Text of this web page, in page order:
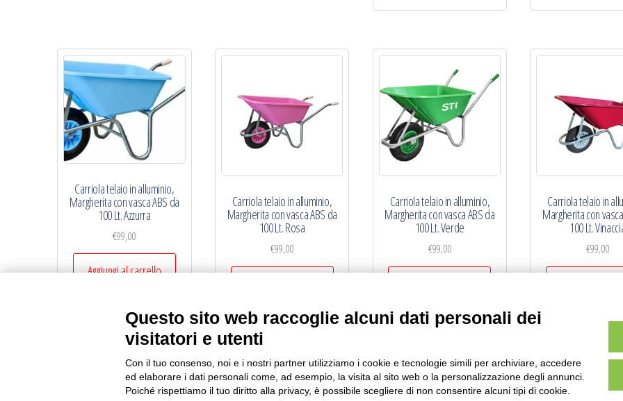
€128,50.€90,00.
Carriola telaio in alluminio,
Margherita con vasca ABS da
100 Lt. Azzurra
€99,00
Aggiungi al carrello
Carriola telaio in alluminio,
Margherita con vasca ABS da
100 Lt. Rosa
€99,00
Carriola telaio in alluminio,
Margherita con vasca ABS da
100 Lt. Verde
€99,00
Carriola telaio in
Margherita con
100 Lt.
€99,00
1 2 3 →
Questo sito web raccoglie alcuni dati personali dei
visitatori e utenti
Con il tuo consenso, noi e i nostri partner utilizziamo i cookie e tecnologie simili per archiviare, accedere
ed elaborare i dati personali come, ad esempio, la visita al sito web o la personalizzazione degli annunci.
Poiché rispettiamo il tuo diritto alla privacy, è possibile scegliere di non consentire alcuni tipi di cookie.